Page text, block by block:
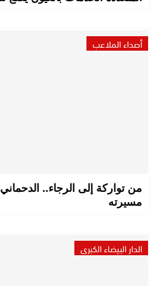
أصداء الملاعب
من تواركة إلى الرجاء..
مسيرته
الدار البيضاء الكبرى